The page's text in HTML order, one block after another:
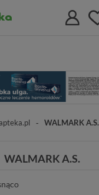
WALMARK A.S.
WALMARK A.S.